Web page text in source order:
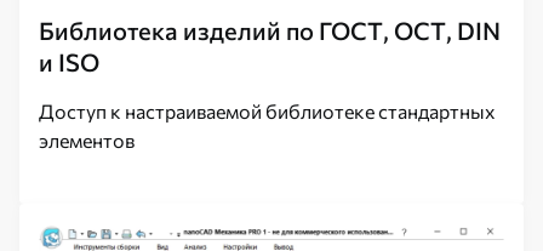
Библиотека изделий по ГОСТ, ОСТ, DIN
и ISO
Доступ к настраиваемой библиотеке стандартных
элементов